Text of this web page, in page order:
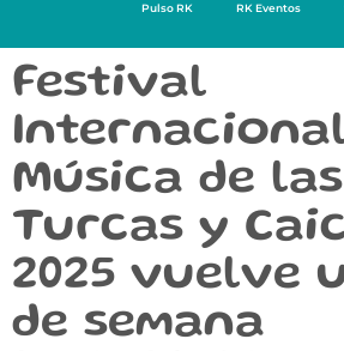
Pulso RK RK Eventos
Festival
Música de
Turcas y
2025 vuelve
de semana